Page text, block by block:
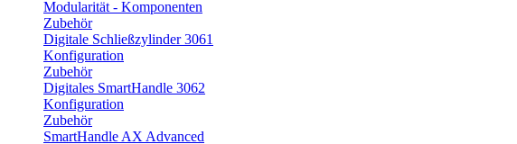
Modularität - Komponenten
Zubehör
Digitale Schließzylinder 3061
Konfiguration
Zubehör
Digitales SmartHandle 3062
Konfiguration
Zubehör
SmartHandle AX Advanced